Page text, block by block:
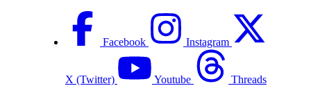
Facebook Instagram
X (Twitter) Youtube Threads